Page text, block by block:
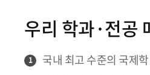
우리 학과·전공
1 국내 최고 수준의 국제